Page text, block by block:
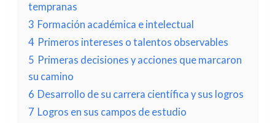
tempranas
3 Formación académica e intelectual
4 Primeros intereses o talentos observables
5 Primeras decisiones y acciones que marcaron
su camino
6 Desarrollo de su carrera científica y sus logros
7 Logros en sus campos de estudio